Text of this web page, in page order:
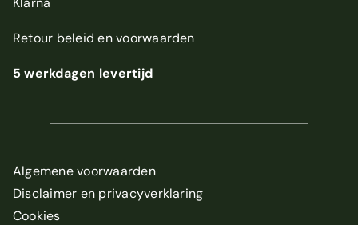
Retour beleid envoorwaarden
5 werkdagen levertijd
Algemene voorwaarden
Disclaimer en privacyverklaring
Cookies